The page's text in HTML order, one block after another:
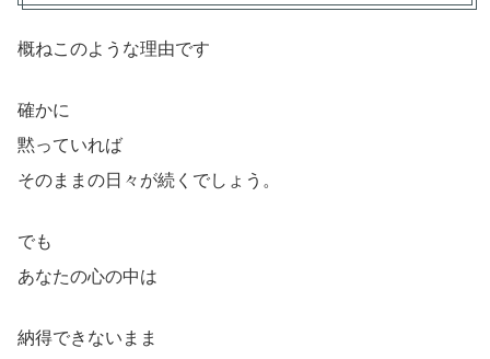
概ねこのような理由です
確かに
黙っていれば
そのままの日々が続くでしょう。
でも
あなたの心の中は
納得できないまま